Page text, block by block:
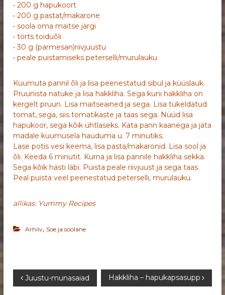
• 200 g hapukoort
• 200 g pastat/makarone
• soola oma maitse järgi
• törts toiduõli
• 30 g (parmesan)riivjuustu
• peale puistamiseks peterselli/murulauku
Kuumuta pannil õli ja lisa peenestatud sibul ja küüslauk.
Pruunista natuke ja lisa hakkliha. Sega kuni hakkliha on
kergelt pruun. Lisa maitseained ja sega. Lisa tükeldatud
tomat, sega, siis tomatikaste ja taas sega. Nüüd lisa
hapukoor, sega kõik ühtlaseks. Kata pann kaanega ja jäta
madale kuumusela hauduma u. 7 minutiks.
Lase potis vesi keema, lisa pasta/makaronid. Lisa sool ja
õli. Keeda 6 minutit. Kurna ja lisa pannile hakkliha sekka.
Sega kõik hästi läbi. Puista peale riivjuust ja sega taas.
Peal puista veel peenestatud peterselli, murulauku.
allikas: Yummy Recipes
Arhiiv, Soe ja soolane
N Juustu-munasaiad Hakkliha – hapukapsasupp